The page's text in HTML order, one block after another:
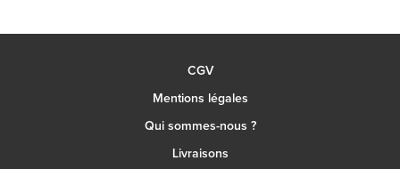
CGV
Mentions légales
Qui sommes-nous ?
Livraisons